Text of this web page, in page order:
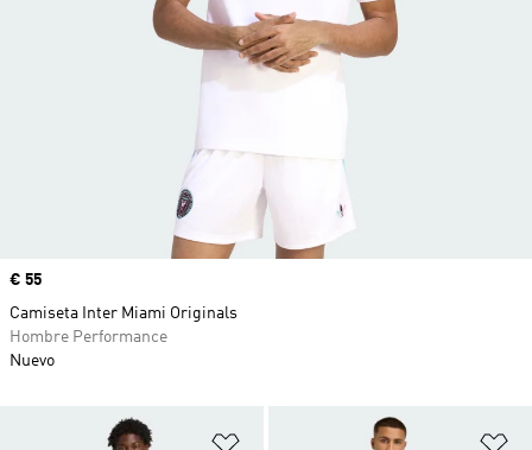
Añadir a la lista de deseos
Precio
€ 55
Camiseta Inter Miami Originals
Hombre Performance
Nuevo